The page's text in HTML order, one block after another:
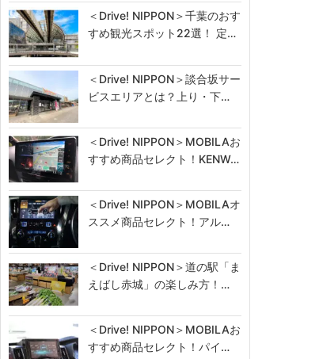
＜Drive! NIPPON＞千葉のおす
すめ観光スポット22選！ 定…
＜Drive! NIPPON＞談合坂サー
ビスエリアとは？上り・下…
＜Drive! NIPPON＞MOBILAお
すすめ商品セレクト！KENW…
＜Drive! NIPPON＞MOBILAオ
ススメ商品セレクト！アル…
＜Drive! NIPPON＞道の駅「ま
えばし赤城」の楽しみ方！…
＜Drive! NIPPON＞MOBILAお
すすめ商品セレクト！パイ…